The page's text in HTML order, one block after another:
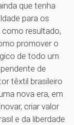
que tenha
para os
resultado,
promover o
de todo um
de
têxtil brasileiro
nova era, em
criar valor
e da liberdade